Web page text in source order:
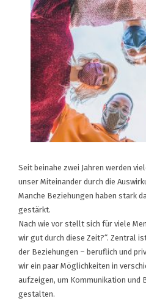
Seit beinahe zwei Jahren werden
unser Miteinander durch die
Manche Beziehungen haben stark
gestärkt.
Nach wie vor stellt sich für viele
wir gut durch diese Zeit?“. Zentral
der Beziehungen – beruflich und
wir ein paar Möglichkeiten in
aufzeigen, um Kommunikation und
gestalten.